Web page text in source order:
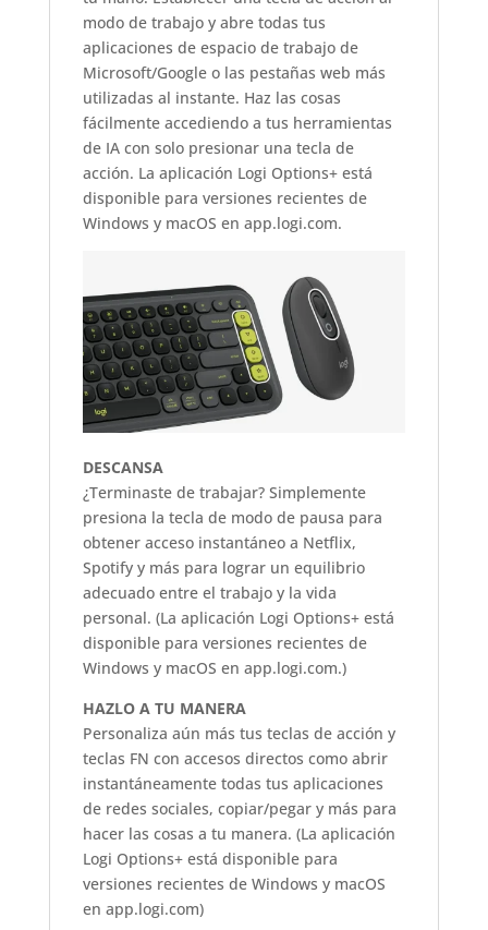
modo de trabajo y abre todas tus
aplicaciones de espacio de trabajo de
Microsoft/Google o las pestañas web más
utilizadas al instante. Haz las cosas
fácilmente accediendo a tus herramientas
de IA con solo presionar una tecla de
acción. La aplicación Logi Options+ está
disponible para versiones recientes de
Windows y macOS en app.logi.com.
DESCANSA
¿Terminaste de trabajar? Simplemente
presiona la tecla de modo de pausa para
obtener acceso instantáneo a Netflix,
Spotify y más para lograr un equilibrio
adecuado entre el trabajo y la vida
personal. (La aplicación Logi Options+ está
disponible para versiones recientes de
Windows y macOS en app.logi.com.)
HAZLO A TU MANERA
Personaliza aún más tus teclas de acción y
teclas FN con accesos directos como abrir
instantáneamente todas tus aplicaciones
de redes sociales, copiar/pegar y más para
hacer las cosas a tu manera. (La aplicación
Logi Options+ está disponible para
versiones recientes de Windows y macOS
en app.logi.com)